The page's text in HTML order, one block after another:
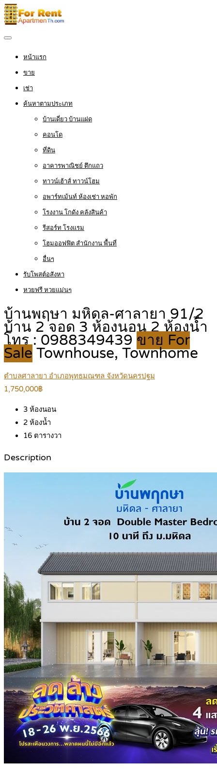
หน้าแรก
ขาย
เช่า
ค้นหาตามประเภท
บ้านเดี่ยว บ้านแฝด
คอนโด
ที่ดิน
อาคารพาณิชย์ ตึกแถว
ทาวน์เฮ้าส์ ทาวน์โฮม
อพาร์ทเม้นท์ ห้องเช่า หอพัก
โรงงาน โกดัง คลังสินค้า
รีสอร์ท โรงแรม
โฮมออฟฟิต สำนักงาน พื้นที่
อื่นๆ
รับโพสต์อสังหา
หวยฟรี หวยแม่นๆ
บ้านพฤษา มหิดล-ศาลายา 91/2
บ้าน 2 จอด 3 ห้องนอน 2 ห้องน้ำ
โทร : 0988349439 ขาย For
Sale Townhouse, Townhome
ตำบลศาลายา อำเภอพุทธมณฑล จังหวัดนครปฐม
1,750,000฿
3 ห้องนอน
2 ห้องน้ำ
16 ตารางวา
Description